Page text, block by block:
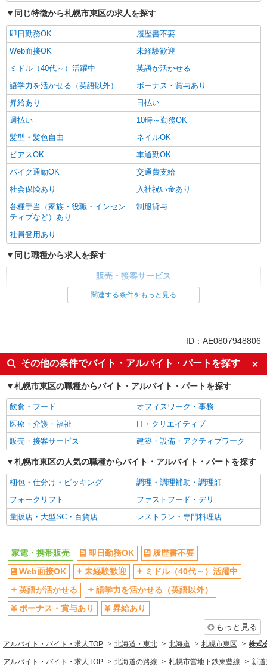
同じ特徴から札幌市東区の求人を探す
即日勤務OK
履歴書不要
Web面接OK
未経験歓迎
ミドル（40代～）活躍中
英語が活かせる
語学力を活かせる（英語以外）
ボーナス・賞与あり
昇給あり
日払い
週払い
10時～勤務OK
髪型・髪色自由
ネイルOK
ピアスOK
車通勤OK
バイク通勤OK
交通費支給
社会保険あり
入社祝い金あり
各種手当（家族・役職・インセン
ティブなど）あり
制服貸与
社員登用あり
同じ職種から求人を探す
販売・接客サービス
英語が活かせる
ボーナス・賞与あり
日払い
車通勤OK
交通費支給
社会保険あり
社員登用あり
関連する条件をもっと見る
ID：AE0807948806
その他の条件でバイト・アルバイト・パートを探す
札幌市東区の職種からバイト・アルバイト・パートを探す
飲食・フード
オフィスワーク・事務
医療・介護・福祉
IT・クリエイティブ
販売・接客サービス
建築・設備・アクティブワーク
札幌市東区の人気の職種からバイト・アルバイト・パートを探す
梱包・仕分け・ピッキング
調理・調理補助・調理師
フォークリフト
ファストフード・デリ
量販店・大型SC・百貨店
レストラン・専門料理店
家電・携帯販売 即日勤務OK
履歴書不要
Web面接OK
未経験歓迎
ミドル（40代～）活躍中
英語が活かせる
語学力を活かせる（英語以外）
ボーナス・賞与あり
昇給あり
もっと見る
アルバイト・バイト・求人TOP 北海道・東北 北海道 札幌市東区 株式
アルバイト・バイト・求人TOP 北海道の路線 札幌市営地下鉄東豊線 新